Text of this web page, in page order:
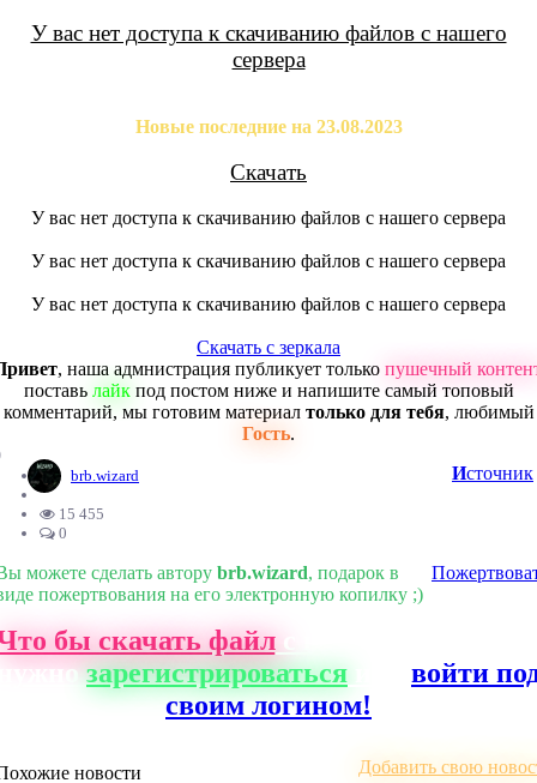
У вас нет доступа к скачиванию файлов с нашего
сервера
Новые последние на 23.08.2023
Скачать
У вас нет доступа к скачиванию файлов с нашего сервера
У вас нет доступа к скачиванию файлов с нашего сервера
У вас нет доступа к скачиванию файлов с нашего сервера
Скачать с зеркала
, наша адмнистрация публикует только пушечный
поставь лайкпод постом ниже и напишите самый топовый
комментарий, мы готовим материал только для тебя, любимый
Гость.
Источник
brb.wizard
15 455
0
можете сделать автору brb.wizard, подарок в
пожертвования на его электронную копилку ;)
бы скачать файлс нашего сайта,
зарегистрироваться
войти
своим логином!
новости Добавить свою